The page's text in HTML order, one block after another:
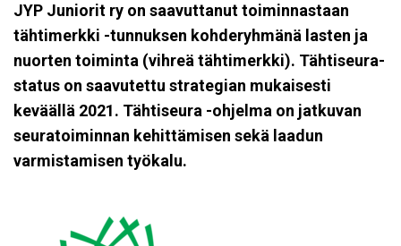
JYP Juniorit ry on saavuttanut toiminnastaan
tähtimerkki -tunnuksen kohderyhmänä lasten ja
nuorten toiminta (vihreä tähtimerkki). Tähtiseura-
status on saavutettu strategian mukaisesti
keväällä 2021. Tähtiseura -ohjelma on jatkuvan
seuratoiminnan kehittämisen sekä laadun
varmistamisen työkalu.